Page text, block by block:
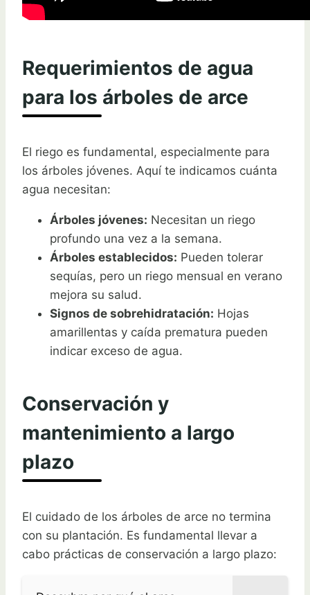
Requerimientos de agua
para los árboles de arce
El riego es fundamental, especialmente para
los árboles jóvenes. Aquí te indicamos cuánta
agua necesitan:
Árboles jóvenes: Necesitan un riego
profundo una vez a la semana.
Árboles establecidos: Pueden tolerar
sequías, pero un riego mensual en verano
mejora su salud.
Signos de sobrehidratación: Hojas
amarillentas y caída prematura pueden
indicar exceso de agua.
Conservación y
mantenimiento a largo
plazo
El cuidado de los árboles de arce no termina
con su plantación. Es fundamental llevar a
cabo prácticas de conservación a largo plazo: